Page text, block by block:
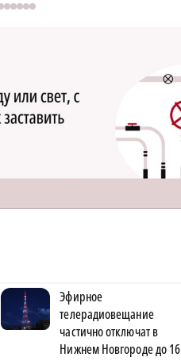
Эфирное
телерадиовещание
частично отключат в
Нижнем Новгороде до 16